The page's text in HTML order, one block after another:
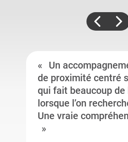
Un
de proximité centré
qui fait beaucoup de
lorsque l’on
Une vraie